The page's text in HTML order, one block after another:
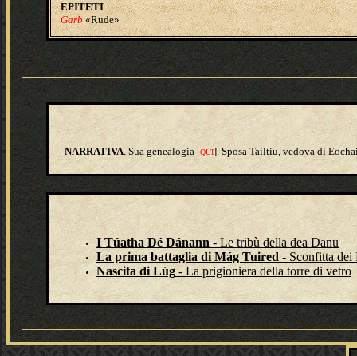
EPITETI
Garb«Rude»
NARRATIVA. Sua genealogia [QUI]. Sposa Tailtiu, vedova di
I Túatha Dé Dánann - Le tribù della dea Danu
La prima battaglia di Mág Tuired - Sconfitta dei
Nascita di Lúg- La prigioniera della torre di vetro